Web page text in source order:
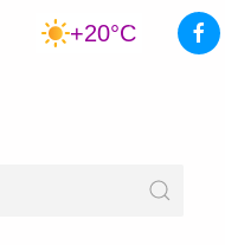
+20°C